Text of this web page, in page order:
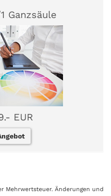
Ganzsäule
EUR
Mehrwertsteuer. Änderungen und